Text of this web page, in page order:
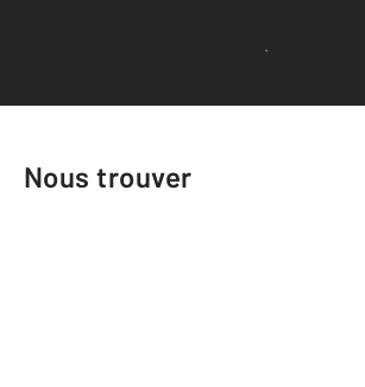
Voir tous les avis clients
Nous trouver